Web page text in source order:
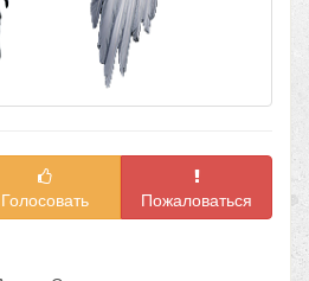
Голосовать Пожаловаться